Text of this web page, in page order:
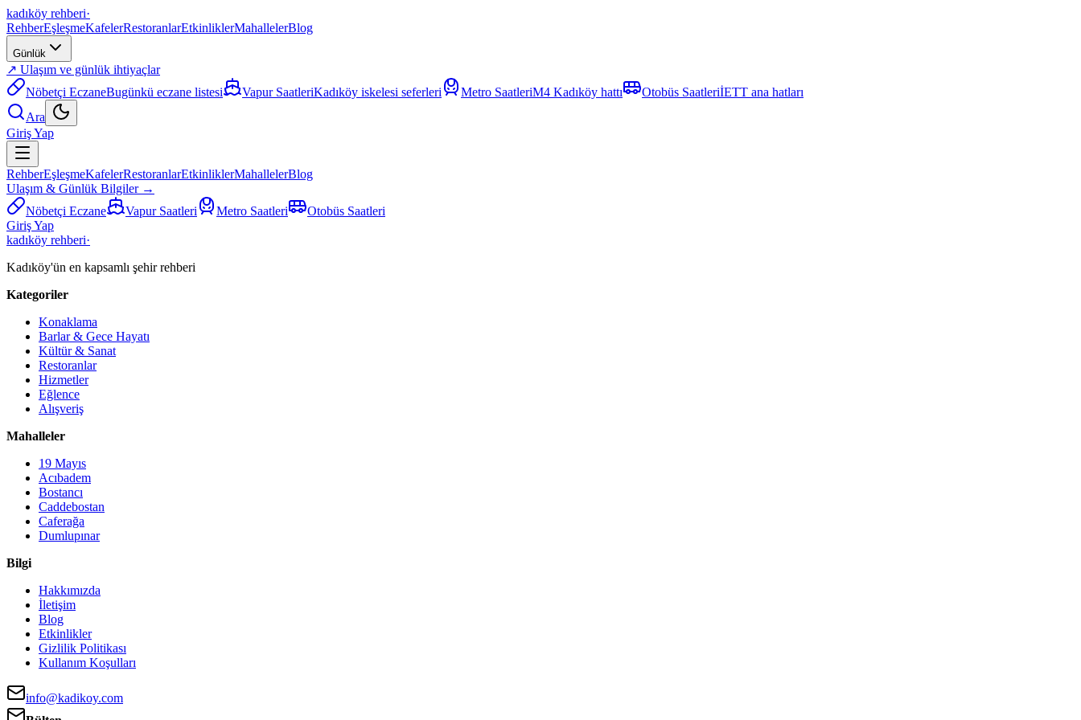
kadıköy rehberi·
RehberEşleşmeKafelerRestoranlarEtkinliklerMahallelerBlog
Günlük
↗ Ulaşım ve günlük ihtiyaçlar
Nöbetçi EczaneBugünkü eczane listesi Vapur SaatleriKadıköy iskelesi seferleri Metro SaatleriM4 Kadıköy hattı Otobüs SaatleriİETT ana hatları
Ara
Giriş Yap
RehberEşleşmeKafelerRestoranlarEtkinliklerMahallelerBlog
Ulaşım & Günlük Bilgiler →
Nöbetçi Eczane
Vapur Saatleri Metro Saatleri
Otobüs Saatleri
Giriş Yap
kadıköy rehberi·
Kadıköy'ün en kapsamlı şehir rehberi
Kategoriler
Konaklama
Barlar & Gece Hayatı
Kültür & Sanat
Restoranlar
Hizmetler
Eğlence
Alışveriş
Mahalleler
19 Mayıs
Acıbadem
Bostancı
Caddebostan
Caferağa
Dumlupınar
Bilgi
Hakkımızda
İletişim
Blog
Etkinlikler
Gizlilik Politikası
Kullanım Koşulları
info@kadikoy.com